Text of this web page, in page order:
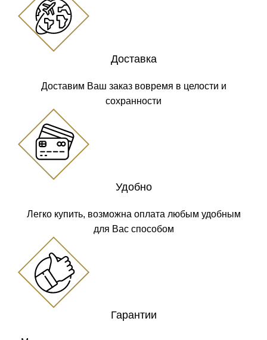
Доставка
Доставим Ваш заказ вовремя в целости и
сохранности
Удобно
Легко купить, возможна оплата любым удобным
для Вас способом
Гарантии